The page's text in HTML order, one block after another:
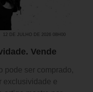
12 DE JULHO DE 2026 08H00
Vende
pode ser comprado,
exclusividade e